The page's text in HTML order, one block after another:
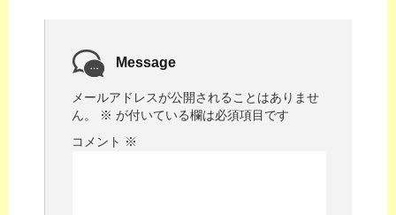
Message
メールアドレスが公開されることはありませ
ん。
※ が付いている欄は必須項目です
コメント ※